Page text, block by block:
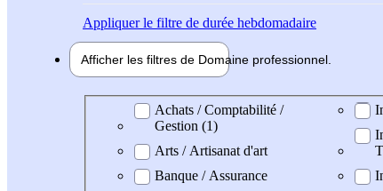
Appliquerle filtre de durée hebdomadaire
Afficher les filtres de Domaine professionnel
Domaine professionel
Achats / Comptabilité /
Gestion (1)
Arts / Artisanat d'art
Banque / Assurance